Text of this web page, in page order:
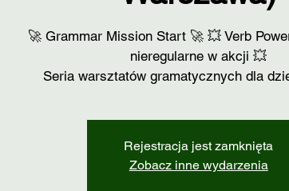
🚀 Grammar Mission Start 🚀 💥 Verb
nieregularne w akcji 💥
Seria warsztatów gramatycznych dla
Rejestracja jest zamknięta
Zobacz inne wydarzenia